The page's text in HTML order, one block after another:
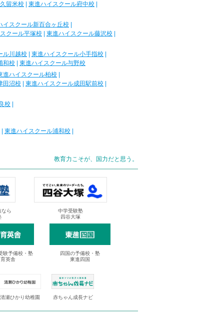
留米校 東進ハイスクール府中校
イスクール新百合ヶ丘校
クール平塚校 東進ハイスクール藤沢校
ル川越校 東進ハイスクール小手指校
和校
東進ハイスクール与野校
進ハイスクール柏校
田沼校 東進ハイスクール成田駅前校
校
東進ハイスクール浦和校
教育力こそが、国力だと思う。
なら
中学受験塾
四谷大塚
験予備校・塾
英舎
四国の予備校・塾
東進四国
清瀬ひかり幼稚園 赤ちゃん成長ナビ